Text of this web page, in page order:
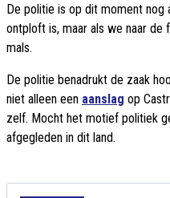
De politie is op dit moment
ontploft is, maar als we naar
mals.
De politie benadrukt de zaak
niet alleen een aanslag op
zelf. Mocht het motief politiek
afgegleden in dit land.